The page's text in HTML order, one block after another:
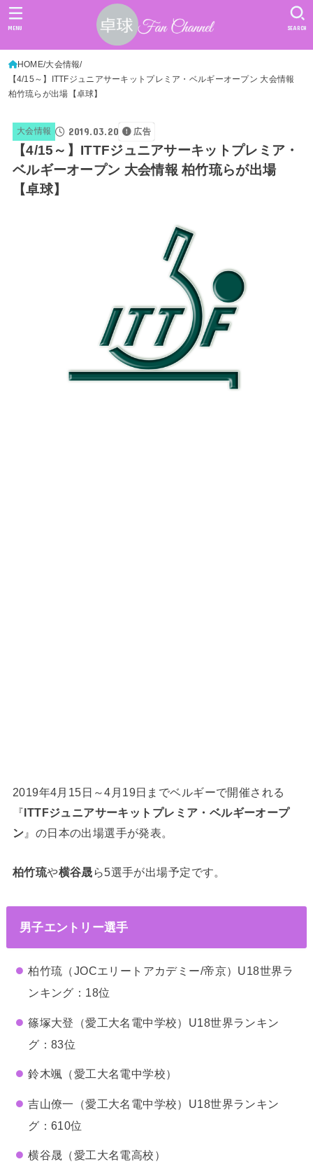
SEARCH
MENU
HOME 大会情報
【4/15～】ITTFジュニアサーキットプレミア・ベルギーオープン 大会情報
柏竹琉らが出場【卓球】
大会情報 2019.03.20 広告
【4/15～】ITTFジュニアサーキットプレミア・
ベルギーオープン 大会情報 柏竹琉らが出場
【卓球】
2019年4月15日～4月19日までベルギーで開催される
『 ITTFジュニアサーキットプレミア・ベルギーオープ
ン 』の日本の出場選手が発表。
柏竹琉や横谷晟ら5選手が出場予定です。
男子エントリー選手
柏竹琉（JOCエリートアカデミー/帝京）U18世界ラ
ンキング：18位
篠塚大登（愛工大名電中学校）U18世界ランキン
グ：83位
鈴木颯（愛工大名電中学校）
吉山僚一（愛工大名電中学校）U18世界ランキン
グ：610位
横谷晟（愛工大名電高校）